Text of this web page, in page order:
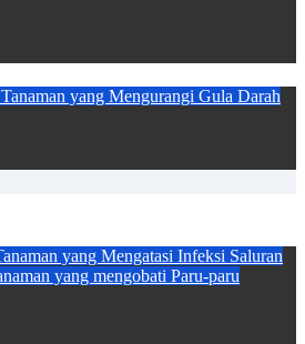
Tanaman yang Mengurangi Gula Darah
yang Mengatasi Infeksi Saluran
yang mengobati Paru-paru